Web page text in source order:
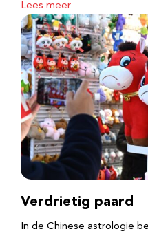
Lees meer
Verdrietig paard
In de Chinese astrologie